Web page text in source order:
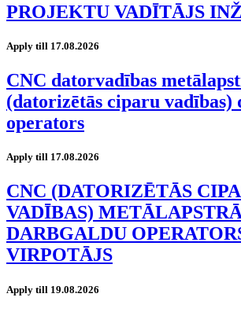
PROJEKTU VADĪTĀJS
Apply till 17.08.2026
CNC datorvadības
(datorizētās ciparu vadības)
operators
Apply till 17.08.2026
CNC (DATORIZĒTĀS
VADĪBAS)
DARBGALDU
VIRPOTĀJS
Apply till 19.08.2026